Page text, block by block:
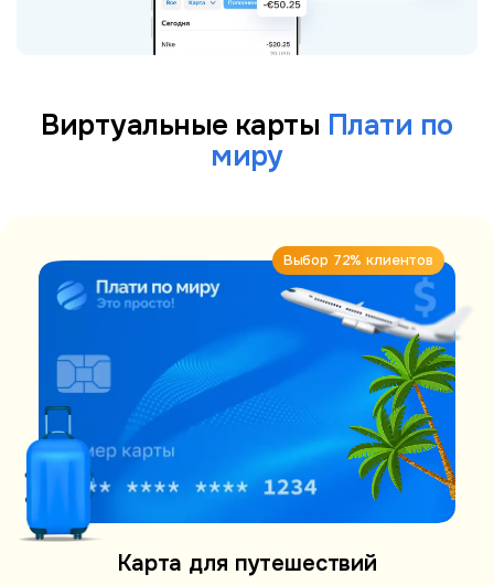
Виртуальные карты Плати по
миру
Выбор 72% клиентов
Карта для путешествий